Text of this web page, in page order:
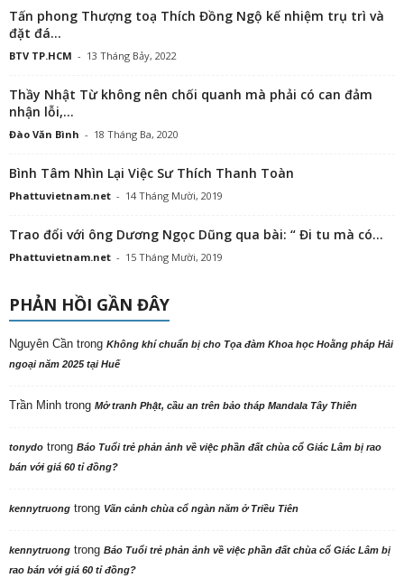
Tấn phong Thượng toạ Thích Đồng Ngộ kế nhiệm trụ trì và
đặt đá...
BTV TP.HCM - 13 Tháng Bảy, 2022
Thầy Nhật Từ không nên chối quanh mà phải có can đảm
nhận lỗi,...
Đào Văn Bình - 18 Tháng Ba, 2020
Bình Tâm Nhìn Lại Việc Sư Thích Thanh Toàn
Phattuvietnam.net - 14 Tháng Mười, 2019
Trao đổi với ông Dương Ngọc Dũng qua bài: “ Đi tu mà có...
Phattuvietnam.net - 15 Tháng Mười, 2019
PHẢN HỒI GẦN ĐÂY
Nguyên Cần trong Không khí chuẩn bị cho Tọa đàm Khoa học Hoằng pháp Hải
ngoại năm 2025 tại Huế
Trần Minh trong Mở tranh Phật, cầu an trên bảo tháp Mandala Tây Thiên
tonydo trong Báo Tuổi trẻ phản ảnh về việc phần đất chùa cổ Giác Lâm bị rao
bán với giá 60 tỉ đồng?
kennytruong trong Vãn cảnh chùa cổ ngàn năm ở Triều Tiên
kennytruong trong Báo Tuổi trẻ phản ảnh về việc phần đất chùa cổ Giác Lâm bị
rao bán với giá 60 tỉ đồng?